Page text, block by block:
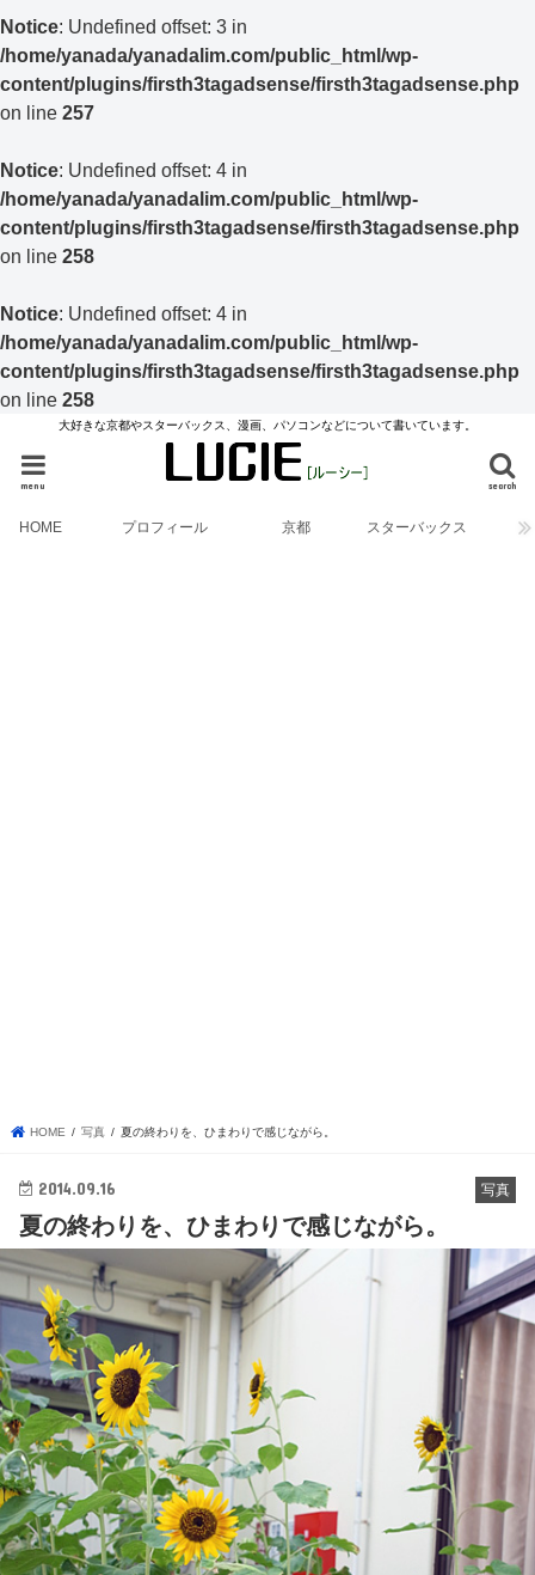
Notice: Undefined offset: 3 in
/home/yanada/yanadalim.com/public_html/wp-
content/plugins/firsth3tagadsense/firsth3tagadsense.php
on line 257
Notice: Undefined offset: 4 in
/home/yanada/yanadalim.com/public_html/wp-
content/plugins/firsth3tagadsense/firsth3tagadsense.php
on line 258
Notice: Undefined offset: 4 in
/home/yanada/yanadalim.com/public_html/wp-
content/plugins/firsth3tagadsense/firsth3tagadsense.php
on line 258
大好きな京都やスターバックス、漫画、パソコンなどについて書いています。
search
menu
HOME プロフィール 京都 スターバックス
HOME 写真 夏の終わりを、ひまわりで感じながら。
写真
2014.09.16
夏の終わりを、ひまわりで感じながら。